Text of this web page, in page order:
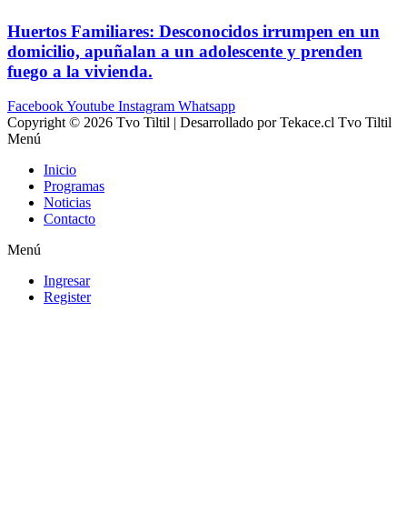
Huertos Familiares: Desconocidos irrumpen en un
domicilio, apuñalan a un adolescente y prenden
fuego a la vivienda.
FacebookYoutube Instagram Whatsapp
Copyright © 2026 Tvo Tiltil | Desarrollado por Tekace.cl Tvo Tiltil
Menú
Inicio
Programas
Noticias
Contacto
Menú
Ingresar
Register